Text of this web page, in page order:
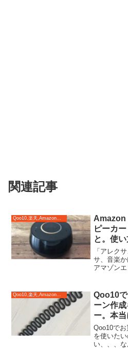
関連記事
Amazon
ピーカ
と。使
トホー
便利！
「アレク
サ、音楽
アマゾン
見ている
で、子供
Qoo10
ーン作
ー。本
Qoo10で
を使いた
い、、、